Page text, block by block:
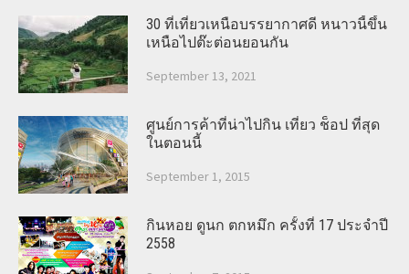
30 ที่เที่ยวเหนือบรรยากาศดี หนาวนี้ขึ้น
เหนือไปต๊ะต่อนยอนกัน
September 13, 2021
ศูนย์การค้าที่น่าไปกิน เที่ยว ช็อป ที่สุด
ในตอนนี้
September 1, 2015
กินหอย ดูนก ตกหมึก ครั้งที่ 17 ประจำปี
2558